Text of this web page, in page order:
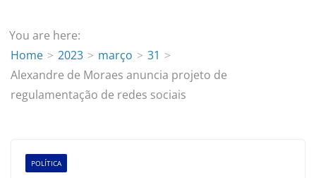
You are here:
Home
2023 março
31
Alexandre de Moraes anuncia projeto de
regulamentação de redes sociais
POLÍTICA